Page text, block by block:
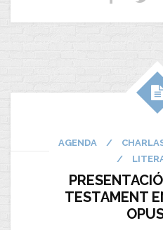
AGENDA /
/
TESTAMENT